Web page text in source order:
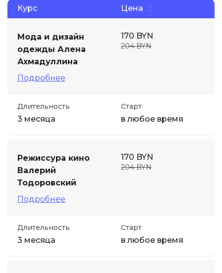
Курс Цена
Мода и дизайн
одежды Алена
Ахмадуллина
Подробнее
170 BYN
204 BYN
Длительность
3 месяца
Старт
в любое время
Режиссура кино
Валерий
Тодоровский
Подробнее
170 BYN
204 BYN
Длительность
3 месяца
Старт
в любое время